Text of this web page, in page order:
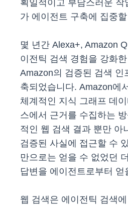
획일적이고 부담스러운
가 에이전트 구축에 집중
몇 년간 Alexa+, Amazon
이전틱 검색 경험을 강화
Amazon의 검증된 검색 인
축되었습니다. Amazon에
체계적인 지식 그래프 데
스에서 근거를 수집하는
적인 웹 검색 결과 뿐만 아
검증된 사실에 접근할 수
만으로는 얻을 수 없었던
답변을 에이전트로부터 얻
웹 검색은 에이전틱 검색